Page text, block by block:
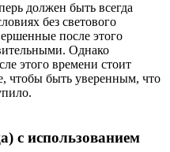
должен быть всегда
без светового
после этого
Однако
этого времени стоит
чтобы быть уверенным, что
с использованием